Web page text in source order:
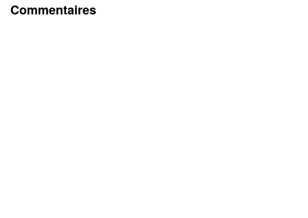
Commentaires